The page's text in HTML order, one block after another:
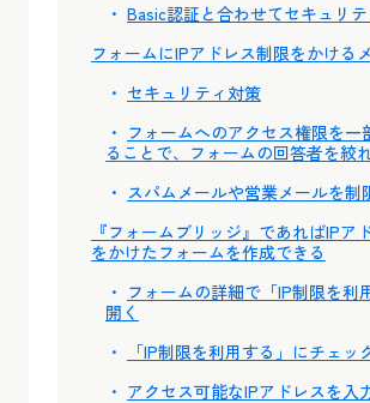
Basic認証と合わせてセキュリ
フォームにIPアドレス制限をかける
セキュリティ対策
フォームへのアクセス権限を一
ることで、フォームの回答者を絞
スパムメールや営業メールを制
『フォームブリッジ』であればIPア
をかけたフォームを作成できる
フォームの詳細で「IP制限を利
開く
「IP制限を利用する」にチェッ
アクセス可能なIPアドレスを入